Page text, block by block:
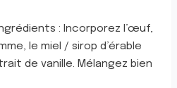
: Incorporez l’œuf,
le miel / sirop d’érable
de vanille. Mélangez bien